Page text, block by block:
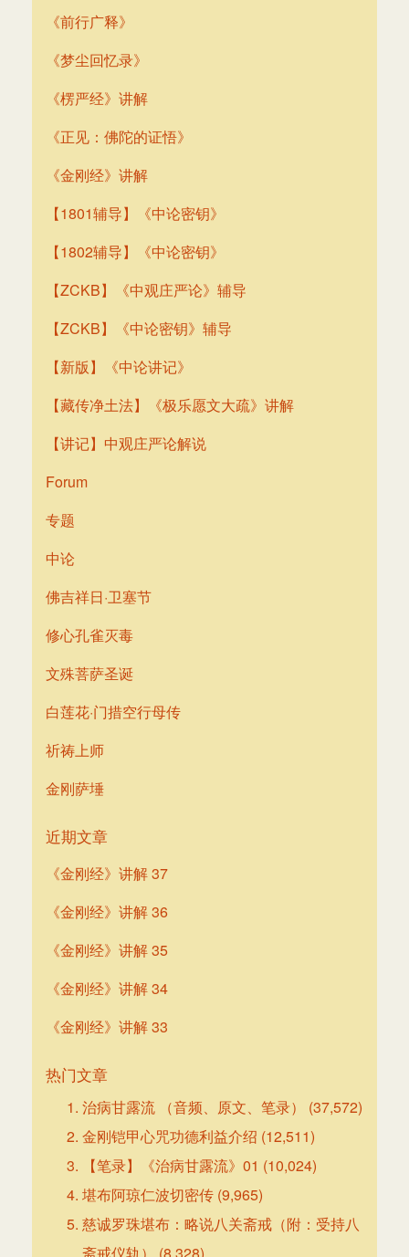
《前行广释》
《梦尘回忆录》
《楞严经》讲解
《正见：佛陀的证悟》
《金刚经》讲解
【1801辅导】《中论密钥》
【1802辅导】《中论密钥》
【ZCKB】《中观庄严论》辅导
【ZCKB】《中论密钥》辅导
【新版】《中论讲记》
【藏传净土法】《极乐愿文大疏》讲解
【讲记】中观庄严论解说
Forum
专题
中论
佛吉祥日·卫塞节
修心孔雀灭毒
文殊菩萨圣诞
白莲花·门措空行母传
祈祷上师
金刚萨埵
近期文章
《金刚经》讲解 37
《金刚经》讲解 36
《金刚经》讲解 35
《金刚经》讲解 34
《金刚经》讲解 33
热门文章
治病甘露流 （音频、原文、笔录）
(37,572)
金刚铠甲心咒功德利益介绍 (12,511)
【笔录】《治病甘露流》01 (10,024)
堪布阿琼仁波切密传 (9,965)
慈诚罗珠堪布：略说八关斋戒（附：受持八